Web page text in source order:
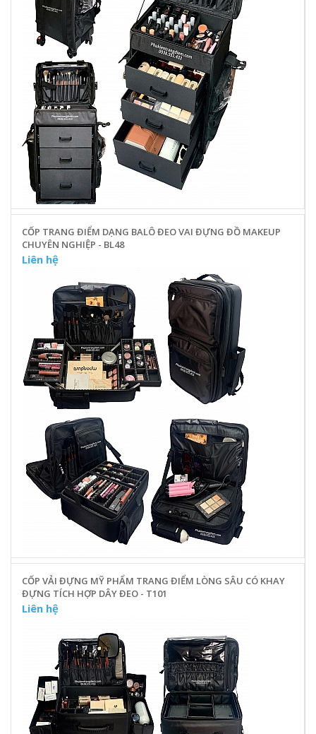
CỐP TRANG ĐIỂM DẠNG BALÔ ĐEO VAI ĐỰNG ĐỒ MAKEUP
CHUYÊN NGHIỆP - BL48
Liên hệ
CỐP VẢI ĐỰNG MỸ PHẨM TRANG ĐIỂM LÒNG SÂU CÓ KHAY
ĐỰNG TÍCH HỢP DÂY ĐEO - T101
Liên hệ